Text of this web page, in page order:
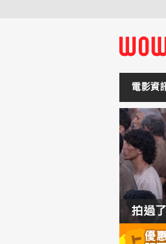
電影資
拍過